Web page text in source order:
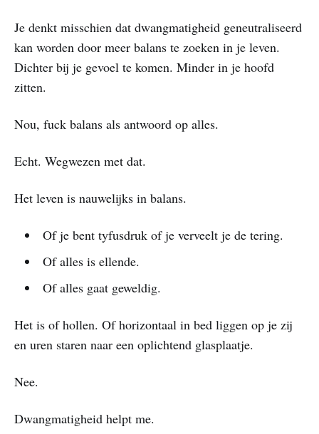
Je denkt misschien dat dwangmatigheid geneutraliseerd
kan worden door meer balans te zoeken in je leven.
Dichter bij je gevoel te komen. Minder in je hoofd
zitten.
Nou, fuck balans als antwoord op alles.
Echt. Wegwezen met dat.
Het leven is nauwelijks in balans.
Of je bent tyfusdruk of je verveelt je de tering.
Of alles is ellende.
Of alles gaat geweldig.
Het is of hollen. Of horizontaal in bed liggen op je zij
en uren staren naar een oplichtend glasplaatje.
Nee.
Dwangmatigheid helpt me.